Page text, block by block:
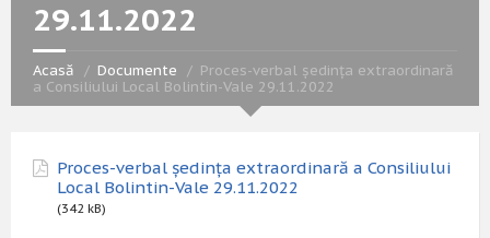
29.11.2022
Acasă Documente
Proces-verbal ședința extraordinară
a Consiliului Local Bolintin-Vale 29.11.2022
Proces-verbal ședința extraordinară a Consiliului
Local Bolintin-Vale 29.11.2022
(342 kB)